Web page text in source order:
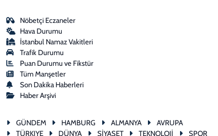
Nöbetçi Eczaneler
Hava Durumu
İstanbul Namaz Vakitleri
Trafik Durumu
Puan Durumu ve Fikstür
Tüm Manşetler
Son Dakika Haberleri
Haber Arşivi
GÜNDEM HAMBURG ALMANYA
AVRUPA
TÜRKIYE
DÜNYA SİYASET TEKNOLOJİ SPOR